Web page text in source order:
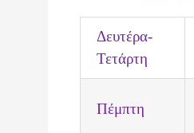
Δευτέρα-
Τετάρτη
Πέμπτη